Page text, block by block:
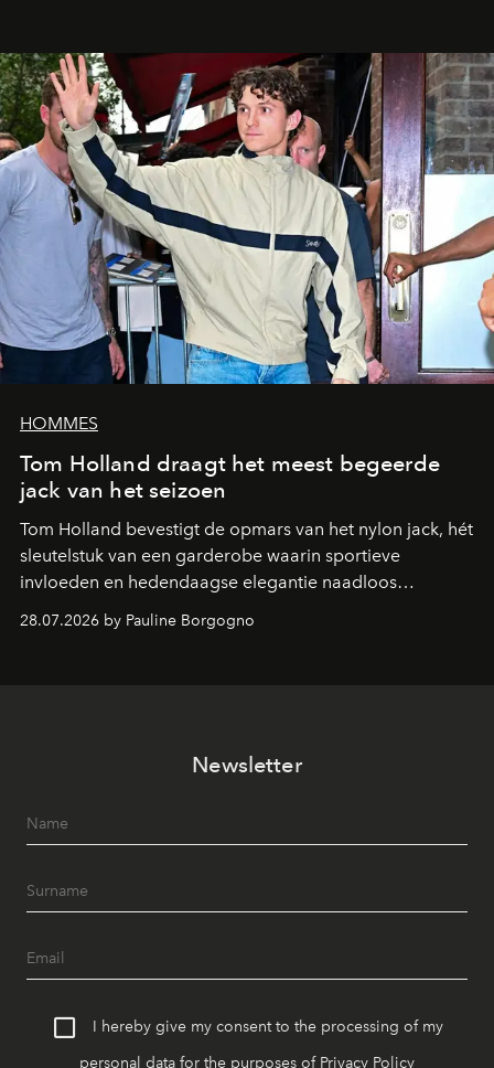
HOMMES
Tom Holland draagt het meest begeerde
jack van het seizoen
Tom Holland bevestigt de opmars van het nylon jack, hét
sleutelstuk van een garderobe waarin sportieve
invloeden en hedendaagse elegantie naadloos
samenkomen.
28.07.2026 by Pauline Borgogno
Newsletter
I hereby give my consent to the processing of my
personal data for the purposes of Privacy Policy